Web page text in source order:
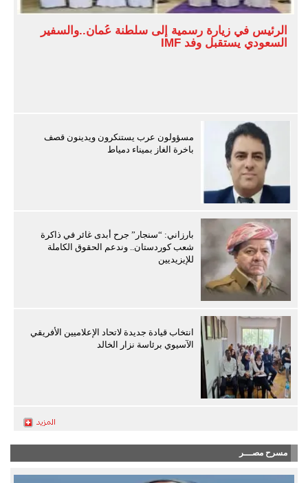
الرئيس في زيارة رسمية إلى سلطنة عُمان..والسفير
السعودي يستقبل وفد IMF
مسؤولون عرب يستنكرون ويدينون قصف
باخرة الغاز بميناء دمياط
بارزاني: “سنجار” جرح أبدى غائر في ذاكرة
شعب كوردستان.. وندعم الحقوق الكاملة
للإيزيديين
انتخاب قيادة جديدة لاتحاد الإعلاميين الأفريقي
الآسيوي برئاسة نزار الخالد
مسرح مصـــر